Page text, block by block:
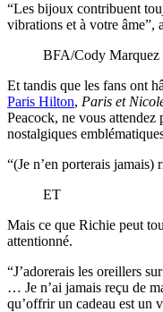
“Les bijoux contribuent
vibrations et à votre âme”,
BFA/Cody Marquez
Et tandis que les fans ont
Paris Hilton, Paris et
Peacock, ne vous attendez
nostalgiques
“(Je n’en porterais jamais)
ET
Mais ce que Richie peut
attentionné.
“J’adorerais les oreillers
… Je n’ai jamais reçu de
qu’offrir un cadeau est un